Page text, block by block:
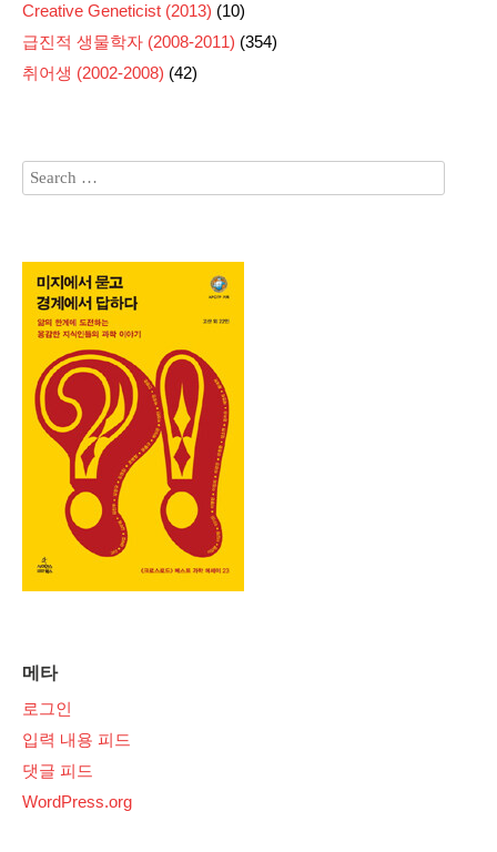
Creative Geneticist (2013) (10)
급진적 생물학자 (2008-2011) (354)
취어생 (2002-2008) (42)
메타
로그인
입력 내용 피드
댓글 피드
WordPress.org